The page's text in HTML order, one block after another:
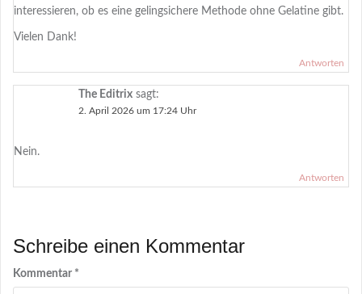
interessieren, ob es eine gelingsichere Methode ohne Gelatine gibt.
Vielen Dank!
Antworten
The Editrix sagt:
2. April 2026 um 17:24 Uhr
Nein.
Antworten
Schreibe einen Kommentar
Kommentar *